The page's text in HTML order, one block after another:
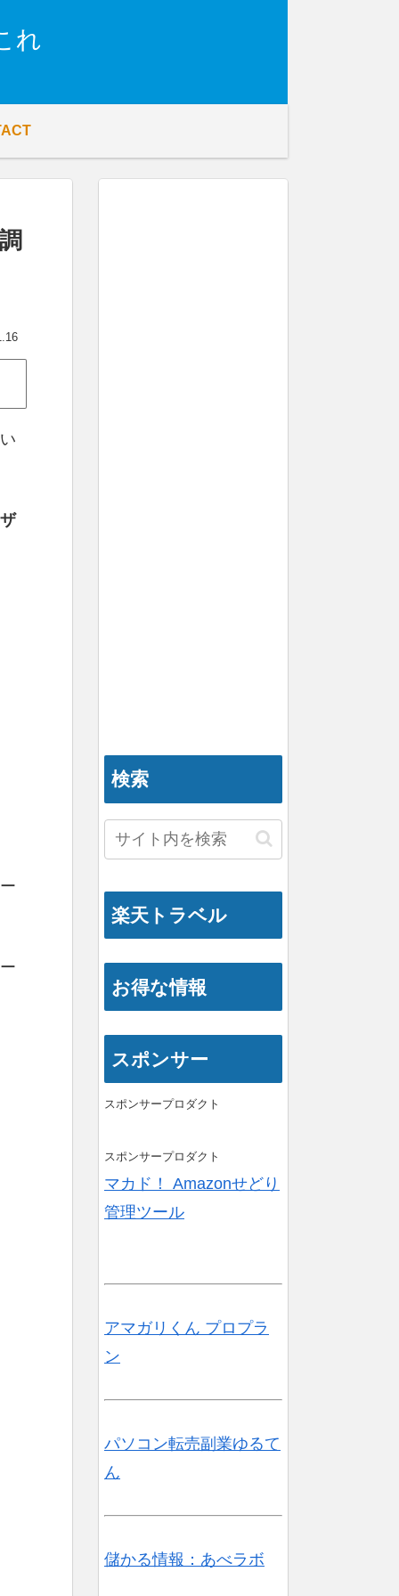
れ
検索
楽天トラベル
お得な情報
スポンサー
スポンサープロダクト
スポンサープロダクト
マカド！ Amazonせどり
管理ツール
アマガリくん プロプラ
ン
パソコン転売副業ゆるて
ん
儲かる情報：あべラボ